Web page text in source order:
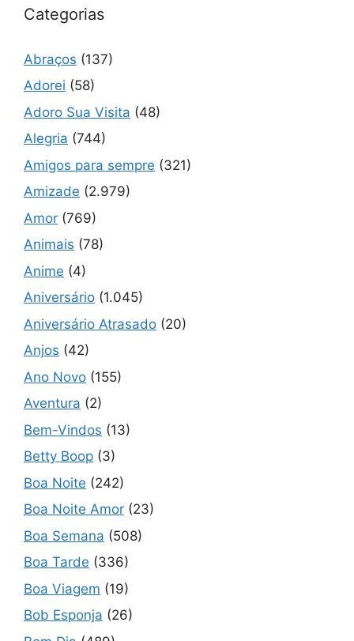
Categorias
Abraços (137)
Adorei (58)
Adoro Sua Visita (48)
Alegria (744)
Amigos para sempre (321)
Amizade (2.979)
Amor (769)
Animais (78)
Anime (4)
Aniversário (1.045)
Aniversário Atrasado (20)
Anjos (42)
Ano Novo (155)
Aventura (2)
Bem-Vindos (13)
Betty Boop (3)
Boa Noite (242)
Boa Noite Amor (23)
Boa Semana (508)
Boa Tarde (336)
Boa Viagem (19)
Bob Esponja (26)